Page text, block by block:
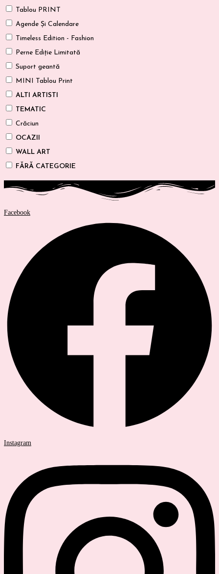
Tablou PRINT
Agende Și Calendare
Timeless Edition - Fashion
Perne Ediție Limitată
Suport geantă
MINI Tablou Print
ALTI ARTISTI
TEMATIC
Crăciun
OCAZII
WALL ART
FĂRĂ CATEGORIE
Facebook
Instagram